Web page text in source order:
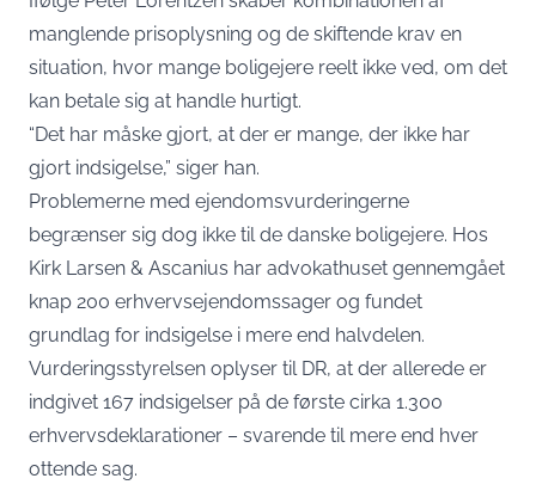
manglende prisoplysning og de skiftende krav en
situation, hvor mange boligejere reelt ikke ved, om det
kan betale sig at handle hurtigt.
“Det har måske gjort, at der er mange, der ikke har
gjort indsigelse,” siger han.
Problemerne med ejendomsvurderingerne
begrænser sig dog ikke til de danske boligejere. Hos
Kirk Larsen & Ascanius har advokathuset gennemgået
knap 200 erhvervsejendomssager og fundet
grundlag for indsigelse i mere end halvdelen.
Vurderingsstyrelsen oplyser til DR, at der allerede er
indgivet 167 indsigelser på de første cirka 1.300
erhvervsdeklarationer – svarende til mere end hver
ottende sag.